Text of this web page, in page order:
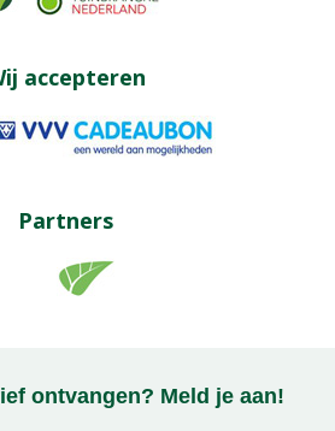
accepteren
Partners
ontvangen? Meld je aan!